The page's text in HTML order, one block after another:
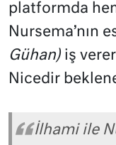
platformda
Nursema’nın
Gühan) iş
Nicedir
İlhami ile